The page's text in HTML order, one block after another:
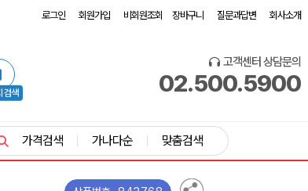
로그인 회원가입 비회원조회 장바구니 질문과답변 회사소개
검색
고객센터 상담문의
02.500.5900
가격검색 가나다순 맞춤검색